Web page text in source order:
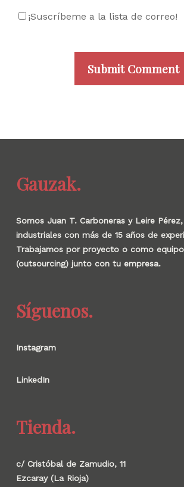
¡Suscríbeme a la lista de correo!
Gauzak.
Somos Juan T. Carboneras y Leire
industriales con más de 15 años de
Trabajamos por proyecto o como
(outsourcing) junto con tu empresa.
Síguenos.
Instagram
LinkedIn
Tienda.
c/ Cristóbal de Zamudio, 11
Ezcaray (La Rioja)